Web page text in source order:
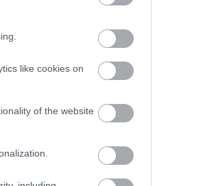
like cookies on
of the website
sor
(3) erőfeszítés Értelmező
( étel 5
eufemizmus
(3 Európai Unió
Fábián
farkaskutya
1 Farkas Edit
(1) fehér gólya
feminizmus ( fene
Ferenc pápa
férfi